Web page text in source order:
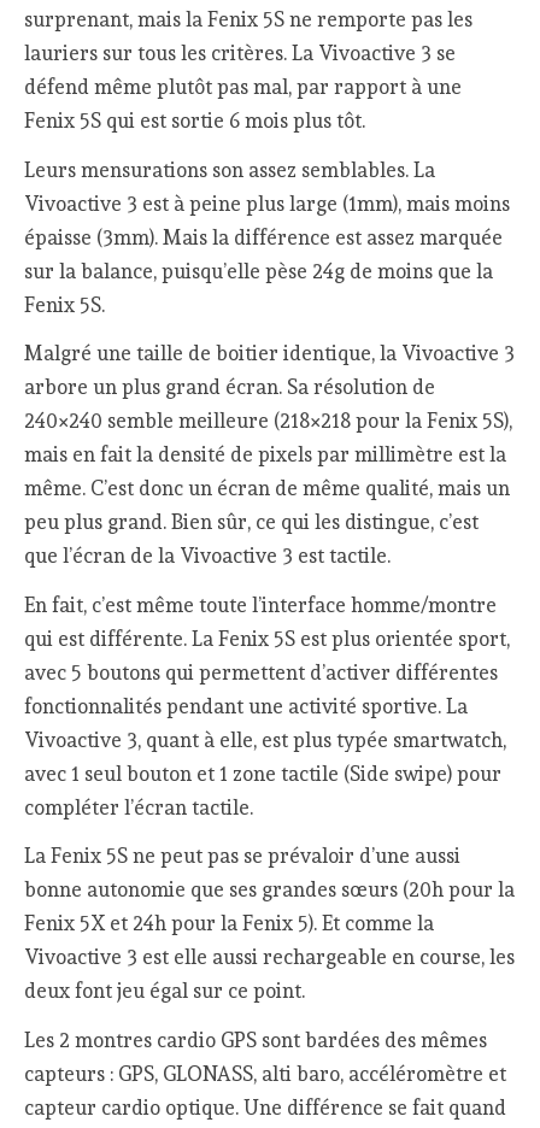
surprenant, mais la Fenix 5S ne remporte pas les
lauriers sur tous les critères. La Vivoactive 3 se
défend même plutôt pas mal, par rapport à une
Fenix 5S qui est sortie 6 mois plus tôt.
Leurs mensurations son assez semblables. La
Vivoactive 3 est à peine plus large (1mm), mais moins
épaisse (3mm). Mais la différence est assez marquée
sur la balance, puisqu’elle pèse 24g de moins que la
Fenix 5S.
Malgré une taille de boitier identique, la Vivoactive 3
arbore un plus grand écran. Sa résolution de
240×240 semble meilleure (218×218 pour la Fenix 5S),
mais en fait la densité de pixels par millimètre est la
même. C’est donc un écran de même qualité, mais un
peu plus grand. Bien sûr, ce qui les distingue, c’est
que l’écran de la Vivoactive 3 est tactile.
En fait, c’est même toute l’interface homme/montre
qui est différente. La Fenix 5S est plus orientée sport,
avec 5 boutons qui permettent d’activer différentes
fonctionnalités pendant une activité sportive. La
Vivoactive 3, quant à elle, est plus typée smartwatch,
avec 1 seul bouton et 1 zone tactile (Side swipe) pour
compléter l’écran tactile.
La Fenix 5S ne peut pas se prévaloir d’une aussi
bonne autonomie que ses grandes sœurs (20h pour la
Fenix 5X et 24h pour la Fenix 5). Et comme la
Vivoactive 3 est elle aussi rechargeable en course, les
deux font jeu égal sur ce point.
Les 2 montres cardio GPS sont bardées des mêmes
capteurs : GPS, GLONASS, alti baro, accéléromètre et
capteur cardio optique. Une différence se fait quand